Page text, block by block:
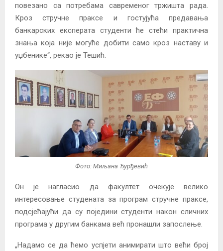
повезано са потребама савременог тржишта рада.
Кроз стручне праксе и гостујућа предавања
банкарских експерата студенти ће стећи практична
знања која није могуће добити само кроз наставу и
уџбенике“, рекао је Тешић.
Фото: Миљана Ђурђевић
Он је нагласио да факултет очекује велико
интересовање студената за програм стручне праксе,
подсјећајући да су поједини студенти након сличних
програма у другим банкама већ пронашли запослење.
„Надамо се да ћемо успјети анимирати што већи број